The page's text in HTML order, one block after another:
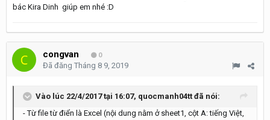
bác Kira Dinh giúp em nhé :D
congvan 0
Đã đăng Tháng 8 9, 2019
Vào lúc 22/4/2017 tại 16:07, quocmanh04tt đã nói:
- Từ file từ điển là Excel (nội dung nằm ở sheet1, cột A: tiếng Việt,